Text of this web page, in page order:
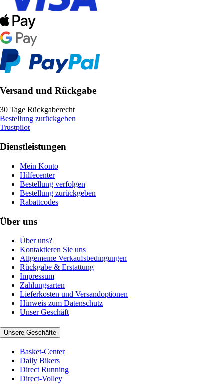
Versand und Rückgabe
30 Tage Rückgaberecht
Bestellung zurückgeben
Trustpilot
Dienstleistungen
Mein Konto
Hilfecenter
Bestellung verfolgen
Bestellung zurückgeben
Rabattcodes
Über uns
Über uns?
Kontaktieren Sie uns
Allgemeine Verkaufsbedingungen
Rückgabe & Erstattung
Impressum
Zahlungsarten
Lieferkosten und Versandoptionen
Hinweis zum Datenschutz
Unser Geschäft
Unsere Geschäfte
Basket-Center
Daily Bikers
Direct Running
Direct-Volley